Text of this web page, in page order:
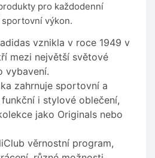
pro každodenní
výkon.
vznikla v roce 1949 v
mezi největší světové
vybavení.
zahrnuje sportovní a
i stylové oblečení,
jako Originals nebo
věrnostní program,